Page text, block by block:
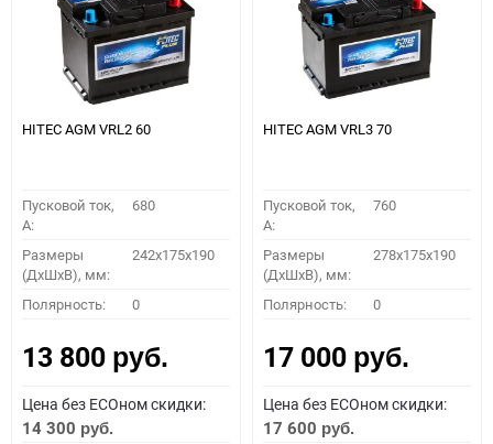
HITEC AGM VRL2 60
Пусковой ток,
A:
680
Размеры
(ДхШхВ), мм:
242x175x190
Полярность: 0
13 800 руб.
Цена без ECOном скидки:
14 300 руб.
HITEC AGM VRL3 70
Пусковой ток,
A:
760
Размеры
(ДхШхВ), мм:
278x175x190
Полярность: 0
17 000 руб.
Цена без ECOном скидки:
17 600 руб.